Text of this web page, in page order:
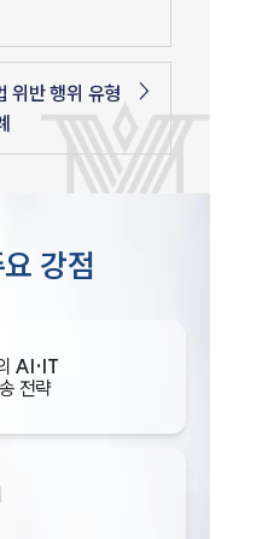
위반 행위 유형
강점
AI·IT
전략